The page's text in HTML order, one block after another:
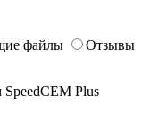
файлы
Отзывы
Plus